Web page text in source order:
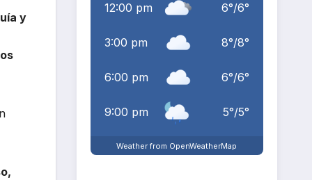
y
12:00 pm 6°/6°
3:00 pm 8°/8°
6:00 pm 6°/6°
9:00 pm 5°/5°
Weather from OpenWeatherMap